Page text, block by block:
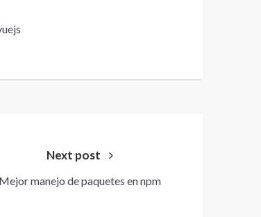
Next post
Mejor manejo de paquetes en npm